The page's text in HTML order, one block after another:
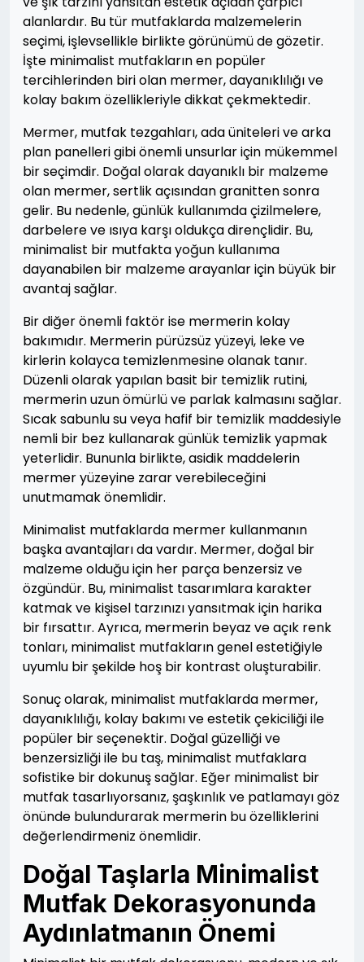
alanlardır. Bu tür mutfaklarda malzemelerin
seçimi, işlevsellikle birlikte görünümü de gözetir.
İşte minimalist mutfakların en popüler
tercihlerinden biri olan mermer, dayanıklılığı ve
kolay bakım özellikleriyle dikkat çekmektedir.
Mermer, mutfak tezgahları, ada üniteleri ve arka
plan panelleri gibi önemli unsurlar için mükemmel
bir seçimdir. Doğal olarak dayanıklı bir malzeme
olan mermer, sertlik açısından granitten sonra
gelir. Bu nedenle, günlük kullanımda çizilmelere,
darbelere ve ısıya karşı oldukça dirençlidir. Bu,
minimalist bir mutfakta yoğun kullanıma
dayanabilen bir malzeme arayanlar için büyük bir
avantaj sağlar.
Bir diğer önemli faktör ise mermerin kolay
bakımıdır. Mermerin pürüzsüz yüzeyi, leke ve
kirlerin kolayca temizlenmesine olanak tanır.
Düzenli olarak yapılan basit bir temizlik rutini,
mermerin uzun ömürlü ve parlak kalmasını sağlar.
Sıcak sabunlu su veya hafif bir temizlik maddesiyle
nemli bir bez kullanarak günlük temizlik yapmak
yeterlidir. Bununla birlikte, asidik maddelerin
mermer yüzeyine zarar verebileceğini
unutmamak önemlidir.
Minimalist mutfaklarda mermer kullanmanın
başka avantajları da vardır. Mermer, doğal bir
malzeme olduğu için her parça benzersiz ve
özgündür. Bu, minimalist tasarımlara karakter
katmak ve kişisel tarzınızı yansıtmak için harika
bir fırsattır. Ayrıca, mermerin beyaz ve açık renk
tonları, minimalist mutfakların genel estetiğiyle
uyumlu bir şekilde hoş bir kontrast oluşturabilir.
Sonuç olarak, minimalist mutfaklarda mermer,
dayanıklılığı, kolay bakımı ve estetik çekiciliği ile
popüler bir seçenektir. Doğal güzelliği ve
benzersizliği ile bu taş, minimalist mutfaklara
sofistike bir dokunuş sağlar. Eğer minimalist bir
mutfak tasarlıyorsanız, şaşkınlık ve patlamayı göz
önünde bulundurarak mermerin bu özelliklerini
değerlendirmeniz önemlidir.
Doğal Taşlarla Minimalist
Mutfak Dekorasyonunda
Aydınlatmanın Önemi